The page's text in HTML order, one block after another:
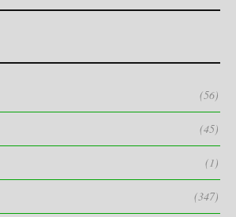
(56)
(45)
(1)
(347)